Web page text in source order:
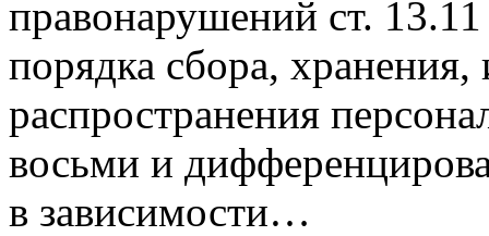
правонарушений ст.
порядка сбора, хранения,
распространения
восьми и
в зависимости…